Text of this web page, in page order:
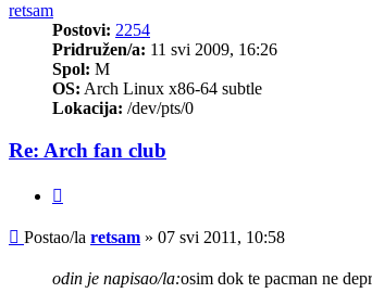
retsam
Postovi: 2254
Pridružen/a: 11 svi 2009, 16:26
Spol: M
OS: Arch Linux x86-64 subtle
Lokacija: /dev/pts/0
Re: Arch fan club
Post
Postao/la retsam » 07 svi 2011, 10:58
odin je napisao/la:osim dok te pacman ne